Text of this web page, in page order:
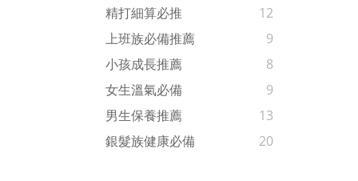
精打細算必推
12
上班族必備推薦
9
小孩成長推薦
8
女生溫氣必備
9
男生保養推薦
13
銀髮族健康必備
20